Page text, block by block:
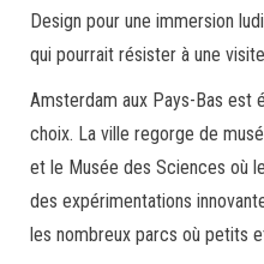
Design pour une immersion
qui pourrait résister à une
Amsterdam aux Pays-Bas est
choix. La ville regorge de
et le Musée des Sciences où
des expérimentations
les nombreux parcs où petits